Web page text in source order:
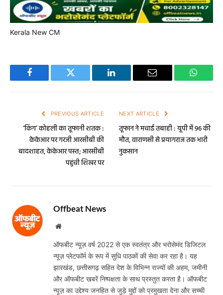
Kerala New CM
Facebook Twitter LinkedIn Email
PREVIOUS ARTICLE
‘किंग’ कोहली का तूफानी शतक :
केकेआर पर गरजी आरसीबी की
बादशाहत, केकेआर पस्त; आरसीबी
पहुंची शिखर पर
NEXT ARTICLE
तूफान ने मचाई तबाही : यूपी में 96 की
मौत, वाराणसी से प्रयागराज तक भारी
नुकसान
Offbeat News
Website
ऑफबीट न्यूज़ वर्ष 2022 से एक स्वतंत्र और भरोसेमंद डिजिटल
न्यूज़ प्लेटफॉर्म के रूप में सुधि पाठकों की सेवा कर रहा है। यह
झारखंड, छत्तीसगढ़ सहित देश के विभिन्न राज्यों की अहम, जमीनी
और ऑफबीट खबरें निष्पक्षता के साथ प्रस्तुत करता है। ऑफबीट
न्यूज़ का उद्देश्य जनहित से जुड़े मुद्दों को प्रमुखता देना और सच्ची